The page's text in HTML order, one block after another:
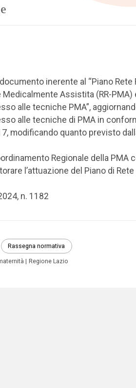
inerente al “Piano Rete
Assistita (RR-PMA)
alle tecniche PMA”,
alle tecniche di PMA in
modificando quanto previsto
Regionale della PMA
l’attuazione del Piano di Rete
n. 1182
Rassegna normativa
Regione Lazio